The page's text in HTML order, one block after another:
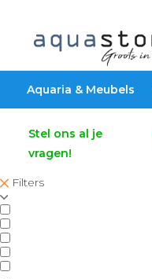
Aquaria & Meubels
Stel ons al je
vragen!
Filters